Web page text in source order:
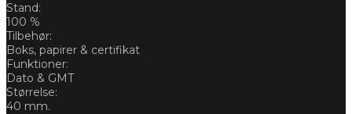
Stand:
100 %
Tilbehør:
Boks, papirer & certifikat
Funktioner:
Dato & GMT
Størrelse:
40 mm.